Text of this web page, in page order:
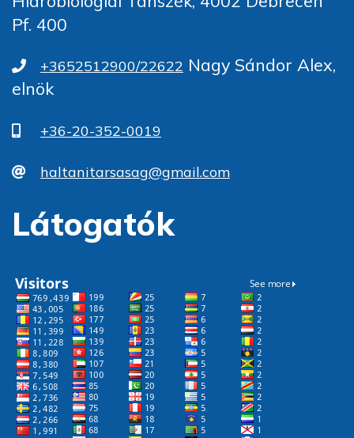
Pf. 400
+3652512900/22622 Nagy Sándor Alex,
elnök
+36-20-352-0019
haltanitarsasag@gmail.com
Látogatók